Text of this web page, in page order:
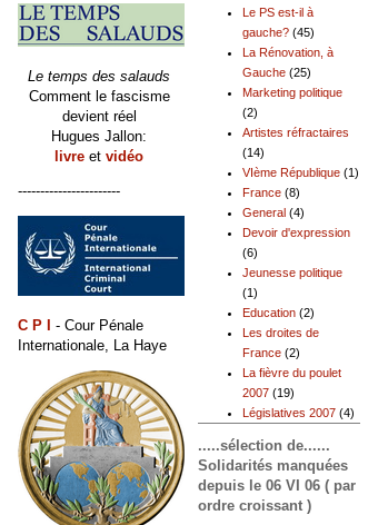
Le PS est-il à
gauche? (45)
La Rénovation, à
Gauche (25)
Marketing politique
(2)
Artistes réfractaires
(14)
VIème République (1)
France (8)
General (4)
Devoir d'expression
(6)
Jeunesse politique
(1)
Education (2)
Les droites de
France (2)
La fièvre du poulet
2007 (19)
Législatives 2007 (4)
.....sélection de......
Solidarités manquées
depuis le 06 VI 06 ( par
ordre croissant )
Le temps des salauds
Comment le fascisme
devient réel
Hugues Jallon:
livre et vidéo
-----------------------
C P I
- Cour Pénale
Internationale, La Haye